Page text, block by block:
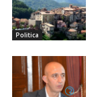
Politica